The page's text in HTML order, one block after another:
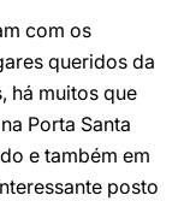
com os
queridos da
há muitos que
Porta Santa
e também em
posto